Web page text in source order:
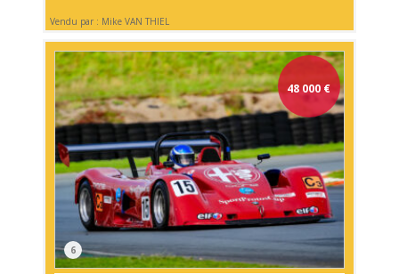
Vendu par : Mike VAN THIEL
48 000 €
6